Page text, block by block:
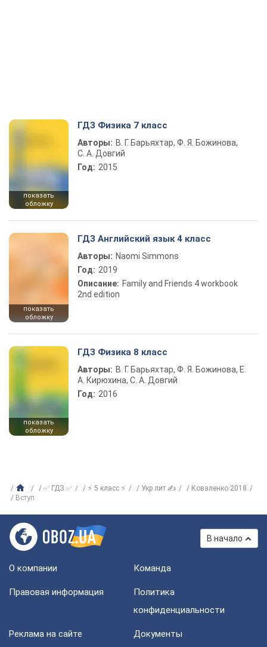
показать
обложку
ГДЗ Физика 7 класс
Авторы: В. Г. Барьяхтар, Ф. Я. Божинова,
С. А. Довгий
Год: 2015
показать
обложку
ГДЗ Английский язык 4 класс
Авторы: Naomi Simmons
Год: 2019
Описание: Family and Friends 4 workbook
2nd edition
показать
обложку
ГДЗ Физика 8 класс
Авторы: В. Г. Барьяхтар, Ф. Я. Божинова, Е.
А. Кирюхина, С. А. Довгий
Год: 2016
✅ ГДЗ ✅ ⚡ 5 класс ⚡ Укр лит ✍
Коваленко 2018
Вступ
В начало
О компании Команда
Правовая информация
Политика
конфиденциальности
Реклама на сайте Документы